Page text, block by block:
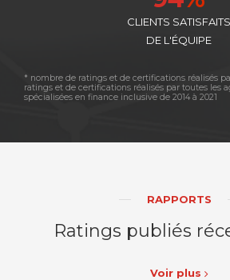
CLIENTS SATISFAITS
DE L'ÉQUIPE
* nombre de ratings et de certifications réalisés
ratings et de certifications réalisés par toutes les
spécialisées en finance inclusive de 2014 à 2021
RAPPORTS
Ratings publiés
Voir plus